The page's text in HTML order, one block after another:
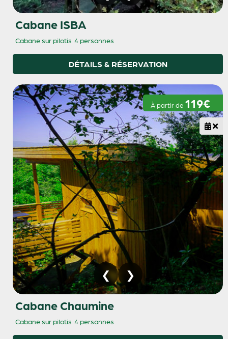
Cabane ISBA
Cabane sur pilotis 4 personnes
DÉTAILS & RÉSERVATION
À partir de 119€
Cabane Chaumine
Cabane sur pilotis 4 personnes